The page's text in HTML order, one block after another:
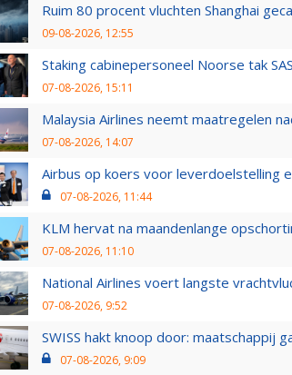
Ruim 80 procent vluchten Shanghai
09-08-2026, 12:55
Staking cabinepersoneel Noorse tak
07-08-2026, 15:11
Malaysia Airlines neemt maatregelen
07-08-2026, 14:07
Airbus op koers voor leverdoelstelling
07-08-2026, 11:44
KLM hervat na maandenlange
07-08-2026, 11:10
National Airlines voert langste
07-08-2026, 9:52
SWISS hakt knoop door: maatschappij
07-08-2026, 9:09